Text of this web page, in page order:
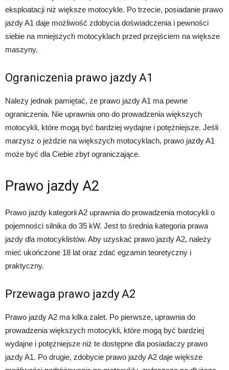
eksploatacji niż większe motocykle. Po trzecie, posiadanie prawo
jazdy A1 daje możliwość zdobycia doświadczenia i pewności
siebie na mniejszych motocyklach przed przejściem na większe
maszyny.
Ograniczenia prawo jazdy A1
Należy jednak pamiętać, że prawo jazdy A1 ma pewne
ograniczenia. Nie uprawnia ono do prowadzenia większych
motocykli, które mogą być bardziej wydajne i potężniejsze. Jeśli
marzysz o jeździe na większych motocyklach, prawo jazdy A1
może być dla Ciebie zbyt ograniczające.
Prawo jazdy A2
Prawo jazdy kategorii A2 uprawnia do prowadzenia motocykli o
pojemności silnika do 35 kW. Jest to średnia kategoria prawa
jazdy dla motocyklistów. Aby uzyskać prawo jazdy A2, należy
mieć ukończone 18 lat oraz zdać egzamin teoretyczny i
praktyczny.
Przewaga prawo jazdy A2
Prawo jazdy A2 ma kilka zalet. Po pierwsze, uprawnia do
prowadzenia większych motocykli, które mogą być bardziej
wydajne i potężniejsze niż te dostępne dla posiadaczy prawo
jazdy A1. Po drugie, zdobycie prawo jazdy A2 daje większe